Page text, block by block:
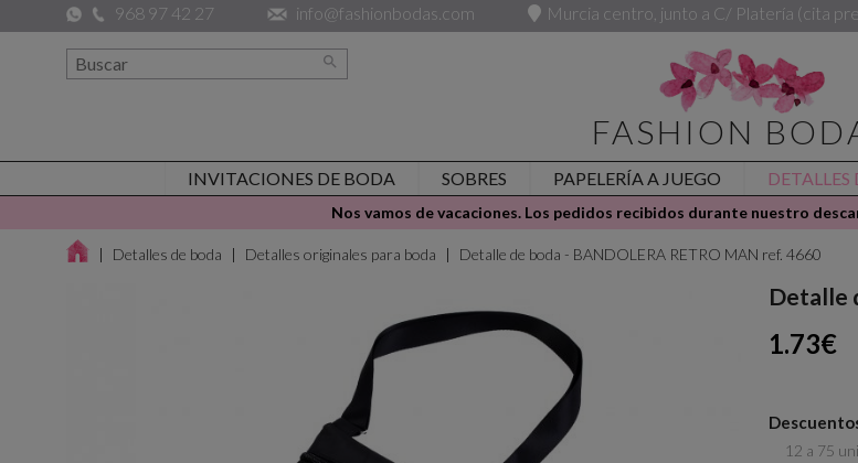
968 97 42 27 info@fashionbodas.com Murcia centro, junto a C/ Platería (cita

FASHION
INVITACIONES DE BODA SOBRES PAPELERÍA A JUEGO
Nos vamos de vacaciones. Los pedidos recibidos durante nuestro
Detalles de boda Detalles originales para boda Detalle de boda - BANDOLERA RETRO MAN ref. 4660
Detalle
1.73€
12 a 75